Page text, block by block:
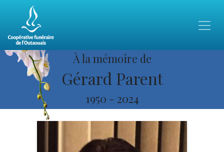
À la mémoire de
Gérard Parent
1950 - 2024